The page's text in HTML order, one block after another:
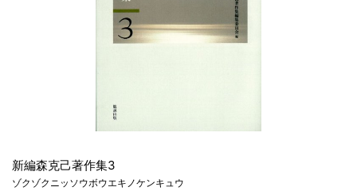
新編森克己著作集3
ゾクゾクニッソウボウエキノケンキュウ